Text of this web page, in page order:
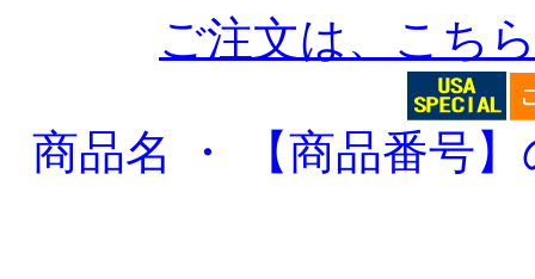
ご注文は、こち
商品名 ・ 【商品番号